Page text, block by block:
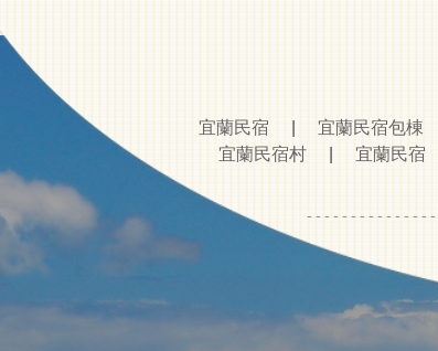
宜蘭民宿 宜蘭民宿包棟
宜蘭民宿村
宜蘭民宿